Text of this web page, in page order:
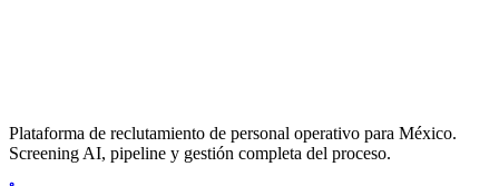
Plataforma de reclutamiento de personal operativo para México.
Screening AI, pipeline y gestión completa del proceso.